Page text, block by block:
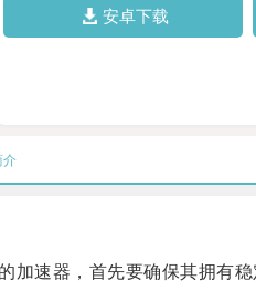
安卓下载
介
速器，首先要确保其拥有稳